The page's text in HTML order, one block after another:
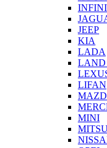
JEEP
KIA
LADA
LAND
LIFAN
MINI